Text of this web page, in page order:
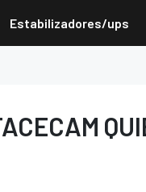
Estabilizadores/ups